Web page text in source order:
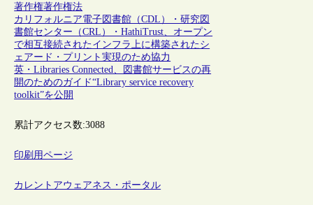
著作権著作権法
カリフォルニア電子図書館（CDL）・研究図
書館センター（CRL）・HathiTrust、オープン
で相互接続されたインフラ上に構築されたシ
ェアード・プリント実現のため協力
英・Libraries Connected、図書館サービスの再
開のためのガイド“Library service recovery
toolkit”を公開
累計アクセス数:3088
印刷用ページ
カレントアウェアネス・ポータル